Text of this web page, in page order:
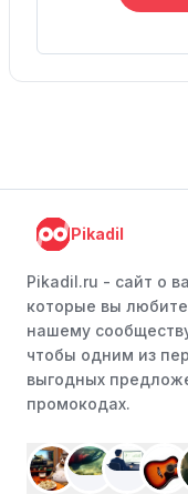
Pikadil
Pikadil.ru - cайт о
которые вы
нашему
чтобы одним из
выгодных
промокодах.